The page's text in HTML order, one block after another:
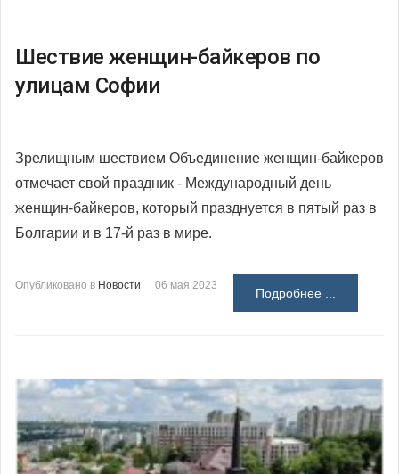
Шествие женщин-байкеров по
улицам Софии
Зрелищным шествием Объединение женщин-байкеров
отмечает свой праздник - Международный день
женщин-байкеров, который празднуется в пятый раз в
Болгарии и в 17-й раз в мире.
Опубликовано в Новости 06 мая 2023
Подробнее ...